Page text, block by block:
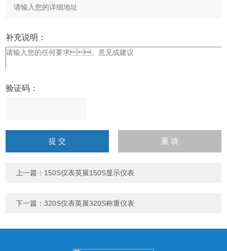
补充说明：
验证码：
字），如：三加四=7
上一篇： 150S仪表英展150S显示仪表
下一篇：320S仪表英展320S称重仪表